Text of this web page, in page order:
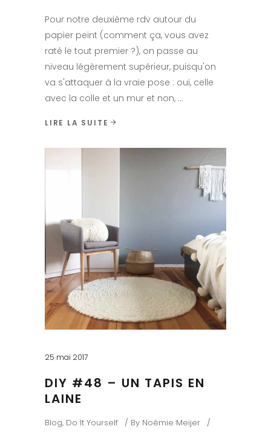
Pour notre deuxième rdv autour du
papier peint (comment ça, vous avez
raté le tout premier ?), on passe au
niveau légèrement supérieur, puisqu'on
va s'attaquer à la vraie pose : oui, celle
avec la colle et un mur et non,
LIRE LA SUITE
25 mai 2017
DIY #48 – UN TAPIS EN
LAINE
Blog, Do It Yourself By Noémie Meijer